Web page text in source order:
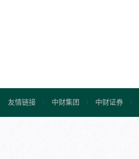
友情链接 中财集团 中财证券